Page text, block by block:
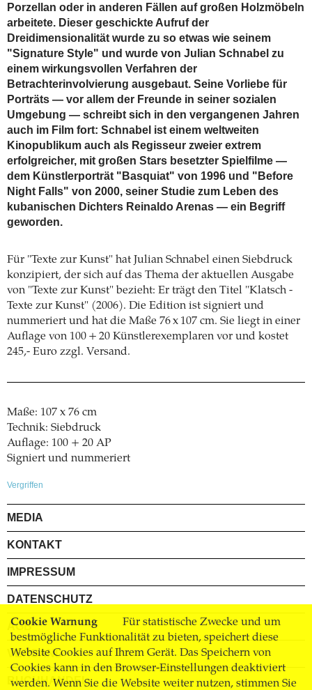
Cookie Warnung
Für statistische Zwecke und um
bestmögliche Funktionalität zu bieten, speichert diese
Website Cookies auf Ihrem Gerät. Das Speichern von
Cookies kann in den Browser-Einstellungen deaktiviert
werden. Wenn Sie die Website weiter nutzen, stimmen Sie
Porzellan oder in anderen Fällen auf großen Holzmöbeln
arbeitete. Dieser geschickte Aufruf der
Dreidimensionalität wurde zu so etwas wie seinem
"Signature Style" und wurde von Julian Schnabel zu
einem wirkungsvollen Verfahren der
Betrachterinvolvierung ausgebaut. Seine Vorliebe für
Porträts — vor allem der Freunde in seiner sozialen
Umgebung — schreibt sich in den vergangenen Jahren
auch im Film fort: Schnabel ist einem weltweiten
Kinopublikum auch als Regisseur zweier extrem
erfolgreicher, mit großen Stars besetzter Spielfilme —
dem Künstlerporträt "Basquiat" von 1996 und "Before
Night Falls" von 2000, seiner Studie zum Leben des
kubanischen Dichters Reinaldo Arenas — ein Begriff
geworden.
Für "Texte zur Kunst" hat Julian Schnabel einen Siebdruck
konzipiert, der sich auf das Thema der aktuellen Ausgabe
von "Texte zur Kunst" bezieht: Er trägt den Titel "Klatsch -
Texte zur Kunst" (2006). Die Edition ist signiert und
nummeriert und hat die Maße 76 x 107 cm. Sie liegt in einer
Auflage von 100 + 20 Künstlerexemplaren vor und kostet
245,- Euro zzgl. Versand.
Maße: 107 x 76 cm
Technik: Siebdruck
Auflage: 100 + 20 AP
Signiert und nummeriert
Vergriffen
MEDIA
KONTAKT
IMPRESSUM
DATENSCHUTZ
AGB
VERSAND
BUCHHANDEL